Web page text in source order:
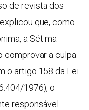
de revista dos
que, como
a Sétima
comprovar a culpa.
o artigo 158 da Lei
1976), o
responsável